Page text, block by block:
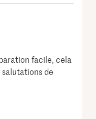
facile, cela
de